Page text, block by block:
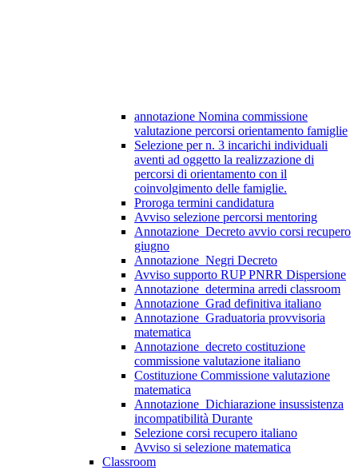
annotazione Nomina commissione
valutazione percorsi orientamento famiglie
Selezione per n. 3 incarichi individuali
aventi ad oggetto la realizzazione di
percorsi di orientamento con il
coinvolgimento delle famiglie.
Proroga termini candidatura
Avviso selezione percorsi mentoring
Annotazione_Decreto avvio corsi recupero
giugno
Annotazione_Negri Decreto
Avviso supporto RUP PNRR Dispersione
Annotazione_determina arredi classroom
Annotazione_Grad definitiva italiano
Annotazione_Graduatoria provvisoria
matematica
Annotazione_decreto costituzione
commissione valutazione italiano
Costituzione Commissione valutazione
matematica
Annotazione_Dichiarazione insussistenza
incompatibilità Durante
Selezione corsi recupero italiano
Avviso si selezione matematica
Classroom